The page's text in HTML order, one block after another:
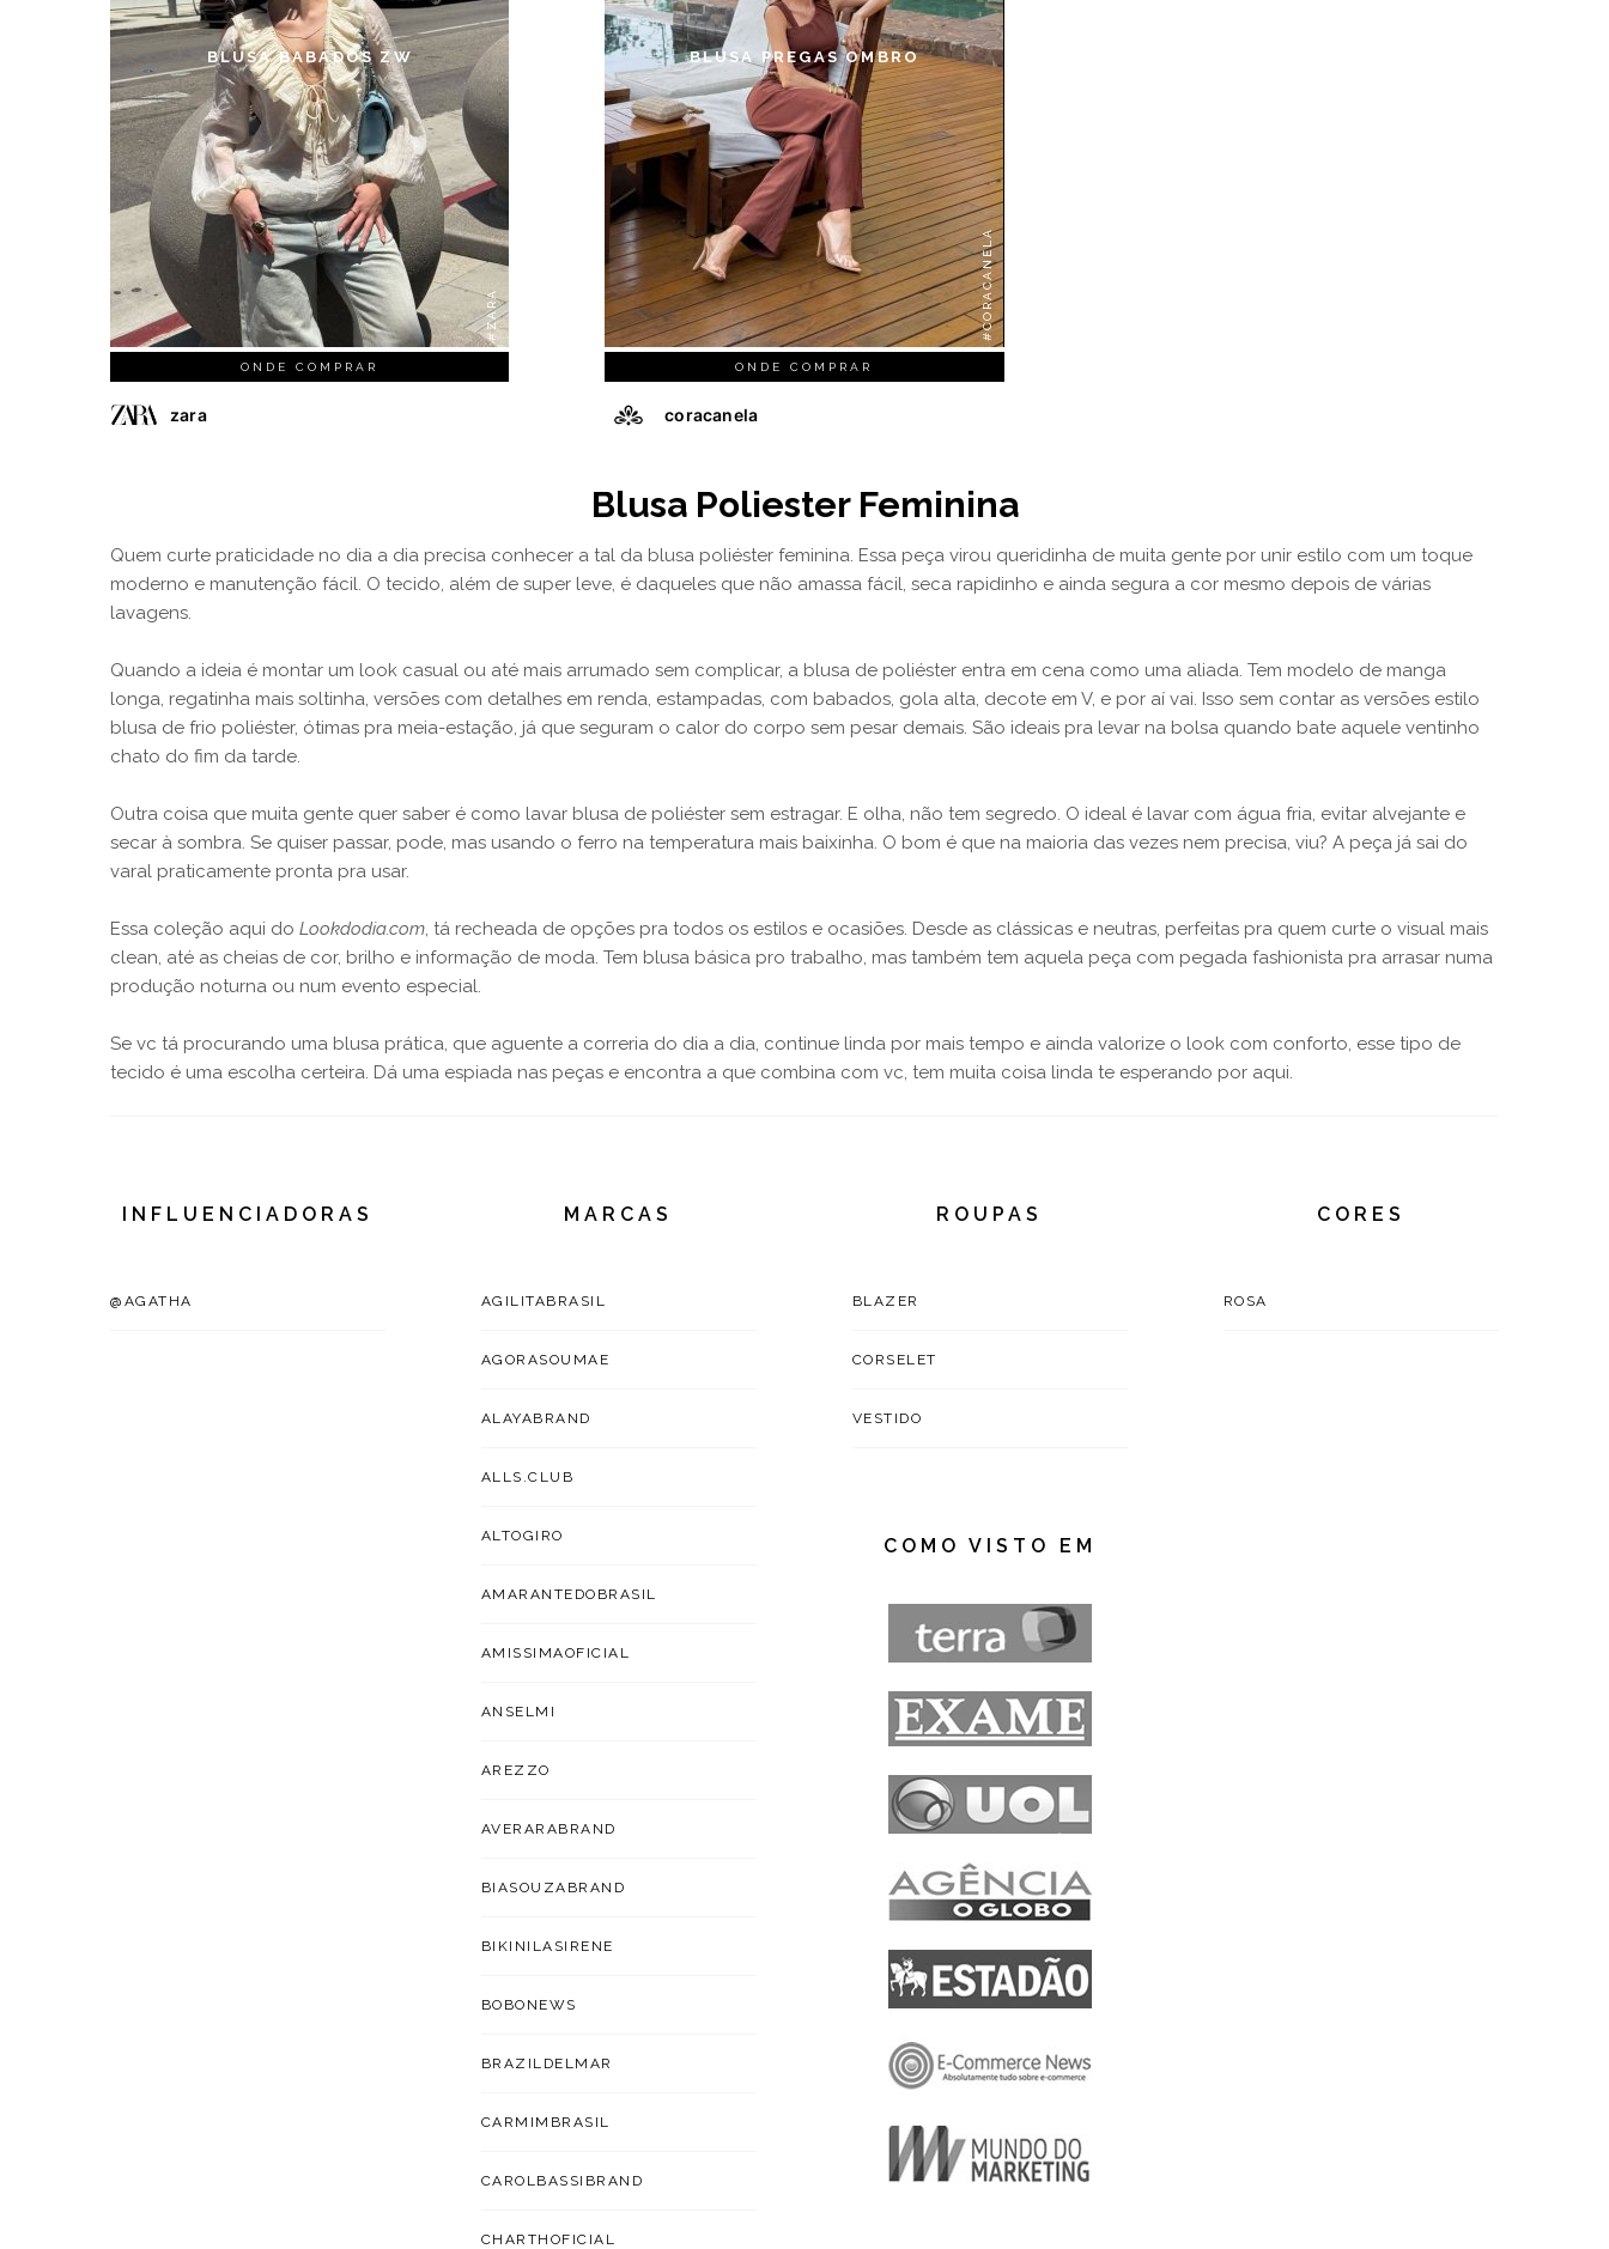
BLUSA BABADOS ZW
#ZARA
ONDE COMPRAR
zara
BLUSA PREGAS OMBRO
#CORACANELA
ONDE COMPRAR
coracanela
Blusa Poliester Feminina
Quem curte praticidade no dia a dia precisa conhecer a tal da blusa poliéster feminina. Essa peça virou queridinha de muita gente por unir estilo com um toque
moderno e manutenção fácil. O tecido, além de super leve, é daqueles que não amassa fácil, seca rapidinho e ainda segura a cor mesmo depois de várias
lavagens.
Quando a ideia é montar um look casual ou até mais arrumado sem complicar, a blusa de poliéster entra em cena como uma aliada. Tem modelo de manga
longa, regatinha mais soltinha, versões com detalhes em renda, estampadas, com babados, gola alta, decote em V, e por aí vai. Isso sem contar as versões estilo
blusa de frio poliéster, ótimas pra meia-estação, já que seguram o calor do corpo sem pesar demais. São ideais pra levar na bolsa quando bate aquele ventinho
chato do fim da tarde.
Outra coisa que muita gente quer saber é como lavar blusa de poliéster sem estragar. E olha, não tem segredo. O ideal é lavar com água fria, evitar alvejante e
secar à sombra. Se quiser passar, pode, mas usando o ferro na temperatura mais baixinha. O bom é que na maioria das vezes nem precisa, viu? A peça já sai do
varal praticamente pronta pra usar.
Essa coleção aqui do Lookdodia.com, tá recheada de opções pra todos os estilos e ocasiões. Desde as clássicas e neutras, perfeitas pra quem curte o visual mais
clean, até as cheias de cor, brilho e informação de moda. Tem blusa básica pro trabalho, mas também tem aquela peça com pegada fashionista pra arrasar numa
produção noturna ou num evento especial.
Se vc tá procurando uma blusa prática, que aguente a correria do dia a dia, continue linda por mais tempo e ainda valorize o look com conforto, esse tipo de
tecido é uma escolha certeira. Dá uma espiada nas peças e encontra a que combina com vc, tem muita coisa linda te esperando por aqui.
INFLUENCIADORAS
@AGATHA
MARCAS
AGILITABRASIL
AGORASOUMAE
ALAYABRAND
ALLS.CLUB
ALTOGIRO
AMARANTEDOBRASIL
AMISSIMAOFICIAL
ANSELMI
AREZZO
AVERARABRAND
BIASOUZABRAND
BIKINILASIRENE
BOBONEWS
BRAZILDELMAR
CARMIMBRASIL
CAROLBASSIBRAND
CHARTHOFICIAL
ROUPAS
BLAZER
CORSELET
VESTIDO
CORES
ROSA
COMO VISTO EM